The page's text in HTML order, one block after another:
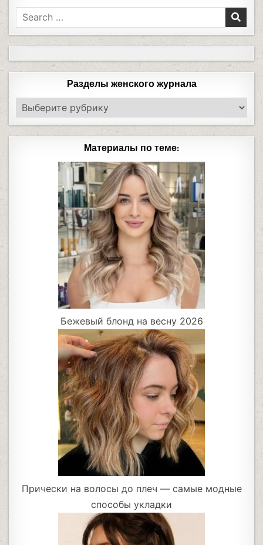
Разделы женского журнала
Материалы по теме:
Бежевый блонд на весну 2026
Прически на волосы до плеч — самые модные
способы укладки